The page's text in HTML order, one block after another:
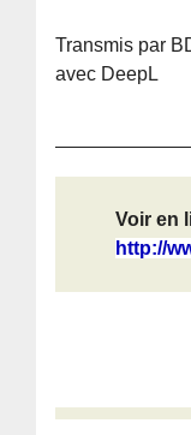
Transmis par
avec DeepL
Voir en
http://